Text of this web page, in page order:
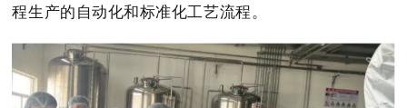
程生产的自动化和标准化工艺流程。